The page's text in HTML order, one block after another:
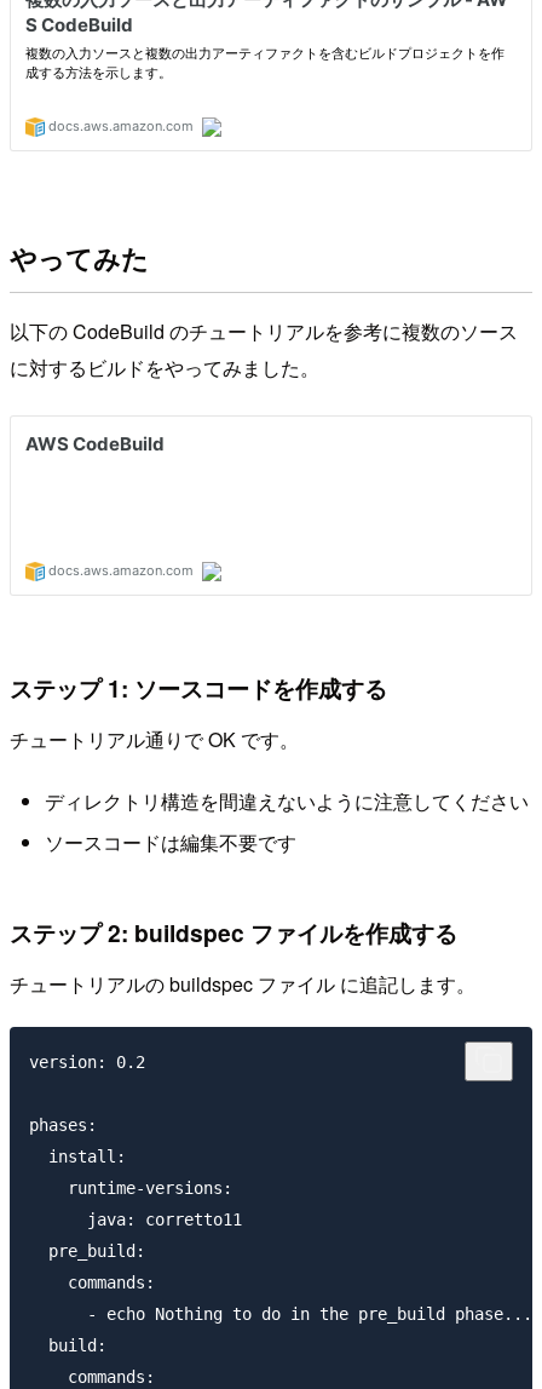
やってみた
以下の CodeBuild のチュートリアルを参考に複数のソース
に対するビルドをやってみました。
ステップ 1: ソースコードを作成する
チュートリアル通りで OK です。
ディレクトリ構造を間違えないように注意してください
ソースコードは編集不要です
ステップ 2: buildspec ファイルを作成する
チュートリアルの buildspec ファイル に追記します。
version: 0.2
phases:
  install:
    runtime-versions:
      java: corretto11
  pre_build:
    commands:
      - echo Nothing to do in the pre_build phase...
  build:
    commands: